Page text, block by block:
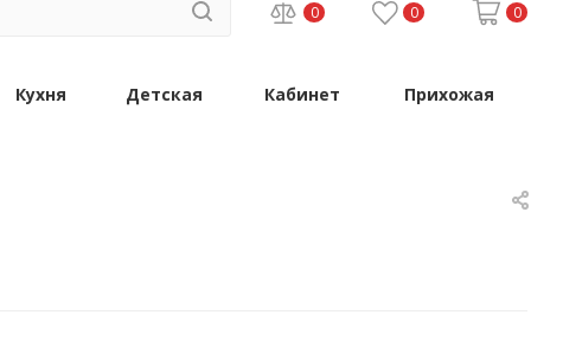
0 0 0
Кухня Детская Кабинет Прихожая